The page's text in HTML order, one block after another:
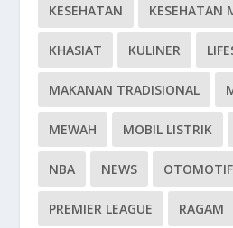
KESEHATAN KESEHATAN
KHASIAT KULINER
MAKANAN TRADISIONAL
MEWAH MOBIL LISTRIK
NBA NEWS OTOMOTIF
PREMIER LEAGUE RAGAM